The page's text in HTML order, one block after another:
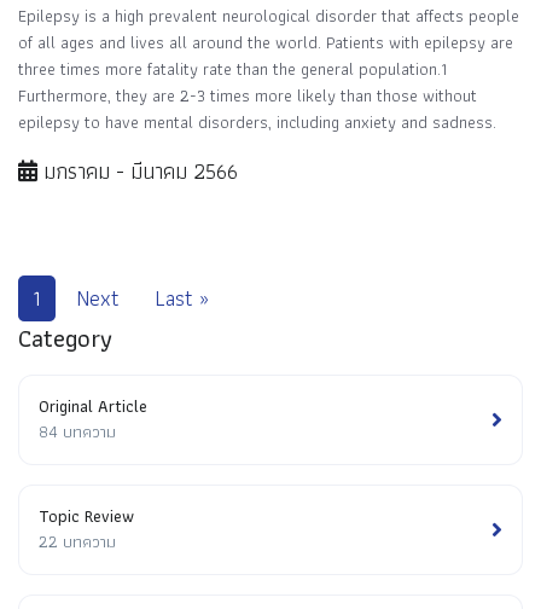
Epilepsy is a high prevalent neurological disorder that affects people
of all ages and lives all around the world. Patients with epilepsy are
three times more fatality rate than the general population.1
Furthermore, they are 2-3 times more likely than those without
epilepsy to have mental disorders, including anxiety and sadness.
มกราคม - มีนาคม 2566
1 Next Last »
Category
Original Article
84 บทความ
Topic Review
22 บทความ